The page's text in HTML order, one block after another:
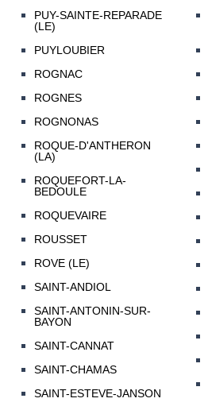
PUY-SAINTE-REPARADE
(LE)
PUYLOUBIER
ROGNAC
ROGNES
ROGNONAS
ROQUE-D'ANTHERON
(LA)
ROQUEFORT-LA-
BEDOULE
ROQUEVAIRE
ROUSSET
ROVE (LE)
SAINT-ANDIOL
SAINT-ANTONIN-SUR-
BAYON
SAINT-CANNAT
SAINT-CHAMAS
SAINT-ESTEVE-JANSON